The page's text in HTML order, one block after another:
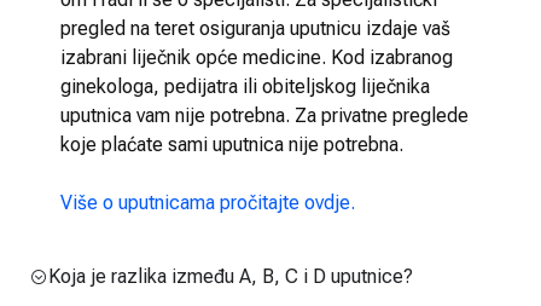
pregled na teret osiguranja uputnicu izdaje vaš
izabrani liječnik opće medicine. Kod izabranog
ginekologa, pedijatra ili obiteljskog liječnika
uputnica vam nije potrebna. Za privatne preglede
koje plaćate sami uputnica nije potrebna.
Više o uputnicama pročitajte ovdje.
Koja je razlika između A, B, C i D uputnice?